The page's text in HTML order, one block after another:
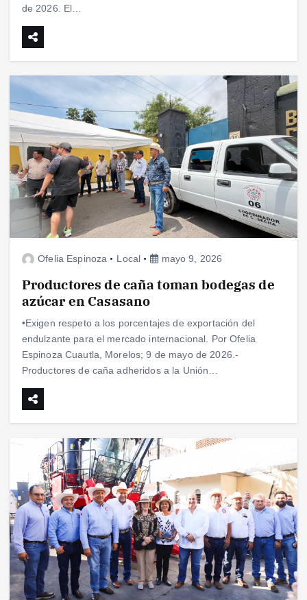
de 2026. El…
Ofelia Espinoza Local mayo 9, 2026
Productores de caña toman bodegas de
azúcar en Casasano
•Exigen respeto a los porcentajes de exportación del
endulzante para el mercado internacional. Por Ofelia
Espinoza Cuautla, Morelos; 9 de mayo de 2026.-
Productores de caña adheridos a la Unión…